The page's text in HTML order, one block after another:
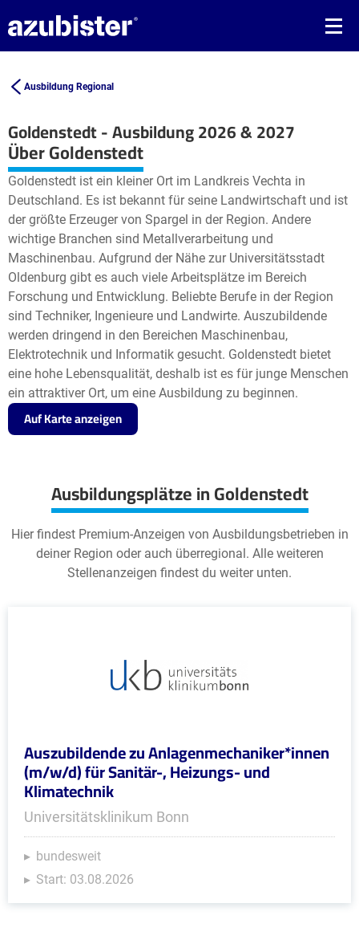
Ausbildung Regional
Goldenstedt - Ausbildung 2026 & 2027
+
−
Leaflet| ©OpenStreetMap2
Über Goldenstedt
Goldenstedt ist ein kleiner Ort im Landkreis Vechta in
Deutschland. Es ist bekannt für seine Landwirtschaft und ist
der größte Erzeuger von Spargel in der Region. Andere
wichtige Branchen sind Metallverarbeitung und
Maschinenbau. Aufgrund der Nähe zur Universitätsstadt
Oldenburg gibt es auch viele Arbeitsplätze im Bereich
Forschung und Entwicklung. Beliebte Berufe in der Region
sind Techniker, Ingenieure und Landwirte. Auszubildende
werden dringend in den Bereichen Maschinenbau,
Elektrotechnik und Informatik gesucht. Goldenstedt bietet
eine hohe Lebensqualität, deshalb ist es für junge Menschen
ein attraktiver Ort, um eine Ausbildung zu beginnen.
Auf Karte anzeigen
Ausbildungsplätze in Goldenstedt
Hier findest Premium-Anzeigen von Ausbildungsbetrieben in
deiner Region oder auch überregional. Alle weiteren
Stellenanzeigen findest du weiter unten.
Auszubildende zu Anlagenmechaniker*innen
(m/w/d) für Sanitär-, Heizungs- und
Klimatechnik
Universitätsklinikum Bonn
bundesweit
Start: 03.08.2026